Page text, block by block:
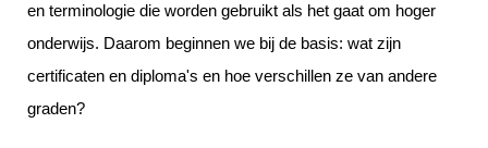
en terminologie die worden gebruikt als het gaat om hoger
onderwijs. Daarom beginnen we bij de basis: wat zijn
certificaten en diploma's en hoe verschillen ze van andere
graden?